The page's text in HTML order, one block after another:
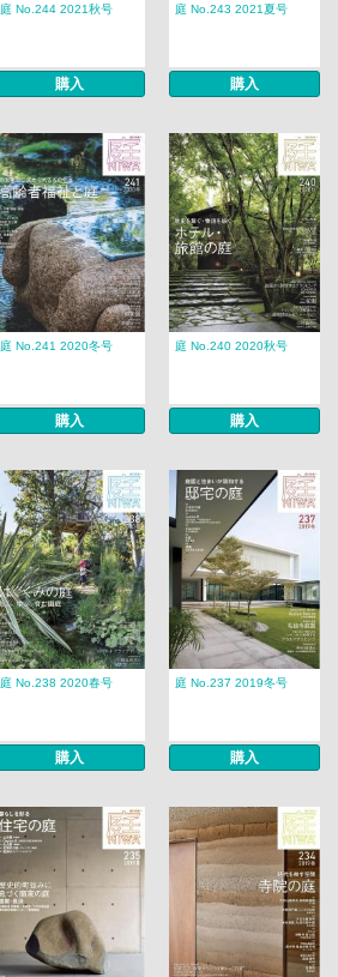
庭 No.244 2021秋号
購入
庭 No.243 2021夏号
購入
庭 No.241 2020冬号
購入
庭 No.240 2020秋号
購入
庭 No.238 2020春号
購入
庭 No.237 2019冬号
購入